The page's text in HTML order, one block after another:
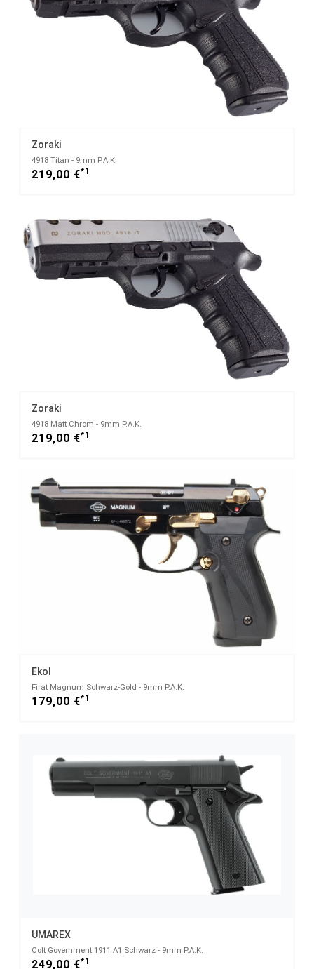
Zoraki
4918 Titan - 9mm P.A.K.
219,00 €*1
Zoraki
4918 Matt Chrom - 9mm P.A.K.
219,00 €*1
Ekol
Firat Magnum Schwarz-Gold - 9mm P.A.K.
179,00 €*1
UMAREX
Colt Government 1911 A1 Schwarz - 9mm P.A.K.
249,00 €*1